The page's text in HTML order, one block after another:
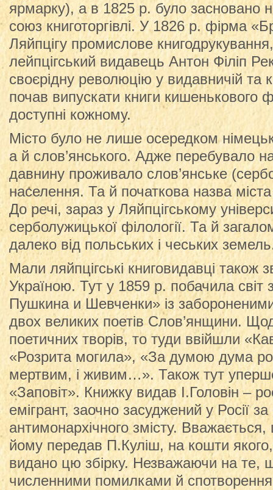
ярмарку), а в 1825 р. було засновано
союз книготоргівлі. У 1826 р. фірма
Ляйпцігу промислове
лейпцігський видавець Антон Філіп
своєрідну революцію у видавничій та
почав випускати книги кишенькового
доступні кожному.
Місто було не лише осередком
а й слов’янського. Адже перебувало
давнину проживало слов’янське
населення. Та й початкова назва
До речі, зараз у Ляйпцігському
серболужицької філології. Та й
далеко від польських і чеських
Мали ляйпцігські книговидавці також
Україною. Тут у 1859 р. побачила світ
Пушкина и Шевченки» із
двох великих поетів Слов’янщини.
поетичних творів, то туди ввійшли
«Розрита могила», «За думою дума
мертвим, і живим…». Також тут
«Заповіт». Книжку видав І.Головін –
емігрант, заочно засуджений у Росії
антимонархічного змісту.
йому передав П.Куліш, на кошти
видано цю збірку. Незважаючи на те,
численними помилками й